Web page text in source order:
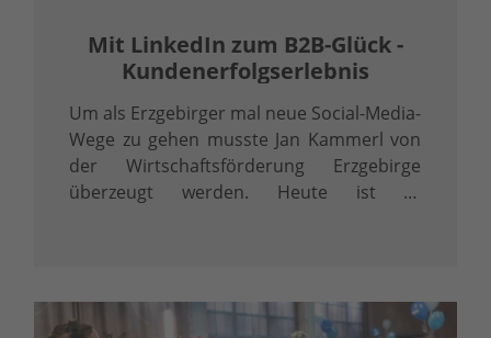
Mit LinkedIn zum B2B-Glück -
Kundenerfolgserlebnis
Um als Erzgebirger mal neue Social-Media-
Wege zu gehen musste Jan Kammerl von
der Wirtschaftsförderung Erzgebirge
überzeugt werden. Heute ist er